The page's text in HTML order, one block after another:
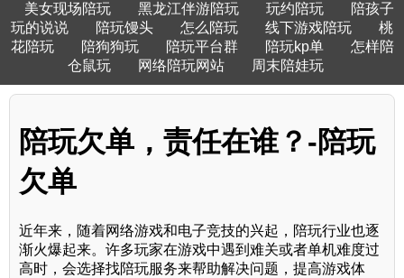
美女现场陪玩
黑龙江伴游陪玩 玩约陪玩
陪孩子
玩的说说
陪玩馒头 怎么陪玩 线下游戏陪玩
桃
花陪玩
陪狗狗玩 陪玩平台群 陪玩kp单
怎样陪
仓鼠玩
网络陪玩网站 周末陪娃玩
陪玩欠单，责任在谁？-陪玩
欠单
近年来，随着网络游戏和电子竞技的兴起，陪玩行业也逐
渐火爆起来。许多玩家在游戏中遇到难关或者单机难度过
高时，会选择找陪玩服务来帮助解决问题，提高游戏体